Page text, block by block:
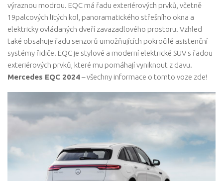
výraznou modrou. EQC má řadu exteriérových prvků, včetně
19palcových litých kol, panoramatického střešního okna a
elektricky ovládaných dveří zavazadlového prostoru. Vzhled
také obsahuje řadu senzorů umožňujících pokročilé asistenční
systémy řidiče. EQC je stylové a moderní elektrické SUV s řadou
exteriérových prvků, které mu pomáhají vyniknout z davu.
Mercedes EQC 2024– všechny informace o tomto voze zde!